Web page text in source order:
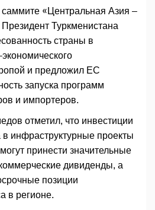
«Центральная Азия –
Туркменистана
страны в
и предложил ЕС
запуска программ
и импортеров.
отметил, что инвестиции
инфраструктурные проекты
принести значительные
дивиденды, а
позиции
в регионе.